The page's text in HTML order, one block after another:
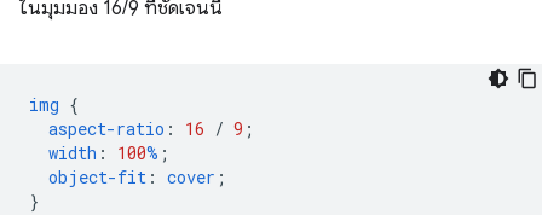
ในมุมมอง 16/9 ที่ชัดเจนนี้
img {
aspect-ratio : 16 / 9 ;
width : 100% ;
object-fit : cover ;
}